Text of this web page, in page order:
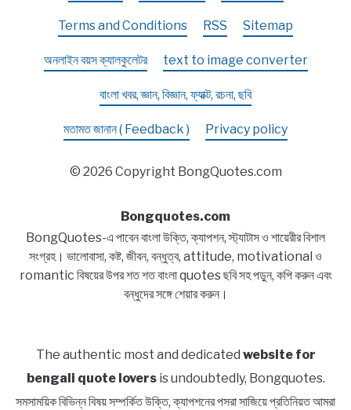
Terms and Conditions RSS Sitemap
অনলাইন বয়স ক্যালকুলেটর text to image converter
বাংলা খবর, জ্ঞান, বিজ্ঞান, ফ্যাক্ট, রচনা, ছবি
মতামত জানান ( Feedback ) Privacy policy
© 2026 Copyright BongQuotes.com
Bongquotes.com
BongQuotes-এ পাবেন বাংলা উক্তি, ক্যাপশন, স্ট্যাটাস ও শায়েরীর বিশাল
সংগ্রহ। ভালোবাসা, কষ্ট, জীবন, বন্ধুত্ব, attitude, motivational ও
romantic বিষয়ের উপর শত শত বাংলা quotes ছবি সহ পড়ুন, কপি করুন এবং
বন্ধুদের সঙ্গে শেয়ার করুন।
The authentic most and dedicated website for
bengali quote loversis undoubtedly, Bongquotes.
সমসাময়িক বিভিন্ন বিষয় সম্পর্কিত উক্তি, ক্যাপশনের পসরা সাজিয়ে প্রতিনিয়ত আমরা